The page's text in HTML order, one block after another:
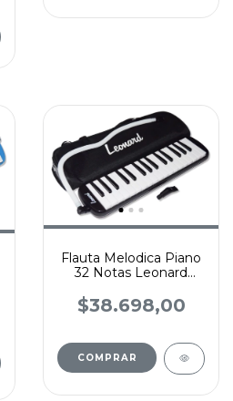
Flauta Melodica Piano
32 Notas Leonard
$38.698,00